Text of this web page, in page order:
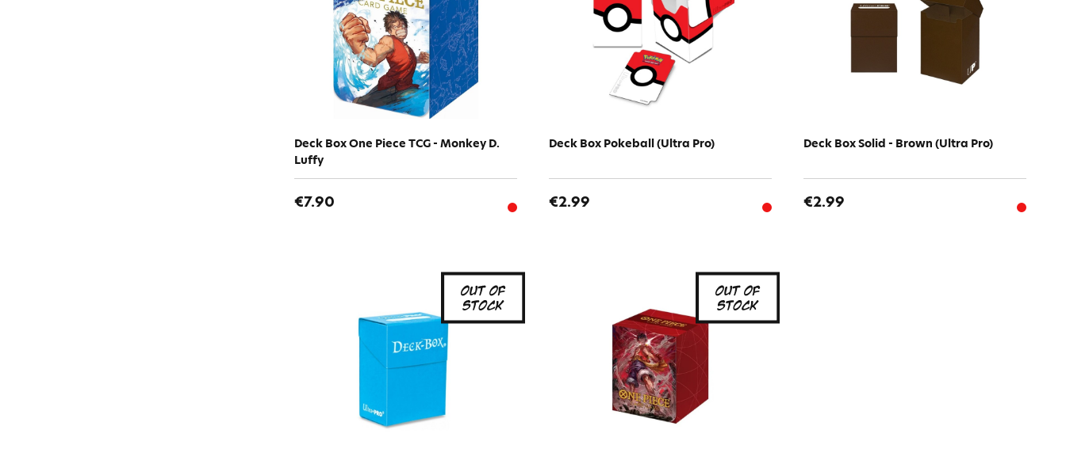
Deck Box One Piece TCG - Monkey D.
Luffy
€7.90
Deck Box Pokeball (Ultra Pro)
€2.99
Deck Box Solid - Brown (Ultra Pro)
€2.99